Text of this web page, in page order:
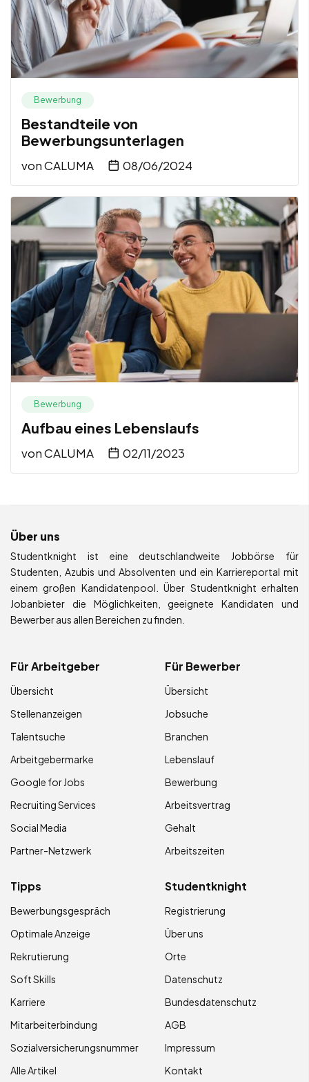
Bewerbung
Bestandteile von
Bewerbungsunterlagen
vonCALUMA 08/06/2024
Bewerbung
Aufbau eines Lebenslaufs
vonCALUMA 02/11/2023
Über uns
Studentknight ist eine deutschlandweite Jobbörse für
Studenten, Azubis und Absolventen und ein Karriereportal mit
einem großen Kandidatenpool. Über Studentknight erhalten
Jobanbieter die Möglichkeiten, geeignete Kandidaten und
Bewerber aus allen Bereichen zu finden.
Für Arbeitgeber
Übersicht
Stellenanzeigen
Talentsuche
Arbeitgebermarke
Google for Jobs
Recruiting Services
Social Media
Partner-Netzwerk
Für Bewerber
Übersicht
Jobsuche
Branchen
Lebenslauf
Bewerbung
Arbeitsvertrag
Gehalt
Arbeitszeiten
Tipps
Bewerbungsgespräch
Optimale Anzeige
Rekrutierung
Soft Skills
Karriere
Mitarbeiterbindung
Sozialversicherungsnummer
Alle Artikel
Studentknight
Registrierung
Über uns
Orte
Datenschutz
Bundesdatenschutz
AGB
Impressum
Kontakt